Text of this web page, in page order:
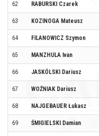
62 RABURSKI Czarek
63 KOZINOGA Mateusz
64 FILANOWICZ Szymon
65 MANZHULA Ivan
66 JASKÓLSKI Dariusz
67 WOŹNIAK Dariusz
68 NAJGEBAUER Łukasz
69 ŚMIGIELSKI Damian